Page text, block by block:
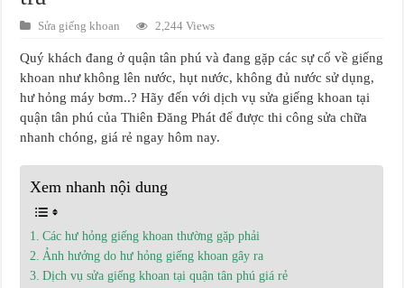
Sửa giếng khoan 2,244 Views
Quý khách đang ở quận tân phú và đang gặp các sự cố về giếng
khoan như không lên nước, hụt nước, không đủ nước sử dụng,
hư hỏng máy bơm..? Hãy đến với dịch vụ sửa giếng khoan tại
quận tân phú của Thiên Đăng Phát để được thi công sửa chữa
nhanh chóng, giá rẻ ngay hôm nay.
Xem nhanh nội dung
Các hư hỏng giếng khoan thường gặp phải
Ảnh hưởng do hư hỏng giếng khoan gây ra
Dịch vụ sửa giếng khoan tại quận tân phú giá rẻ